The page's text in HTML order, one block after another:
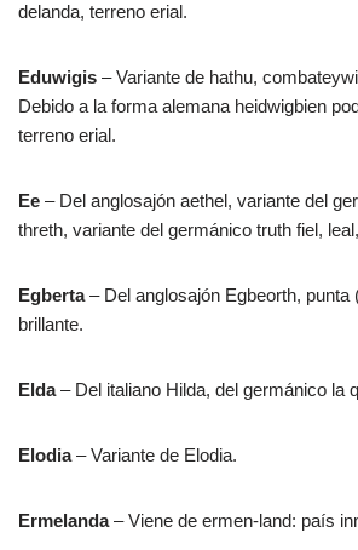
delanda, terreno erial.
Eduwigis – Variante de hathu,
Debido a la forma alemana heidwigbien
terreno erial.
Ee – Del anglosajón aethel, variante del
threth, variante del germánico truth fiel,
Egberta– Del anglosajón Egbeorth, punta
brillante.
Elda– Del italiano Hilda, del germánico la
Elodia– Variante de Elodia.
Ermelanda– Viene de ermen-land: país